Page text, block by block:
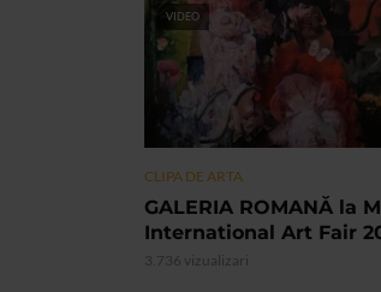
VIDEO
CLIPA DE ARTA
GALERIA ROMANĂ la
International Art Fair
3.736 vizualizari